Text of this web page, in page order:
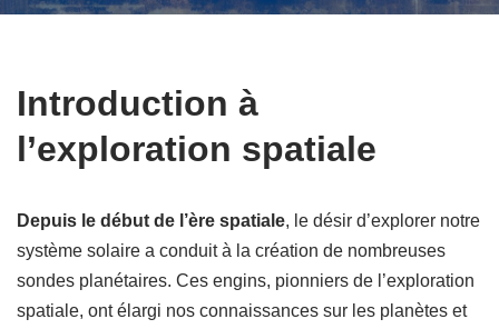
Introduction à
l’exploration spatiale
Depuis le début de l’ère spatiale, le désir d’explorer notre
système solaire a conduit à la création de nombreuses
sondes planétaires. Ces engins, pionniers de l’exploration
spatiale, ont élargi nos connaissances sur les planètes et